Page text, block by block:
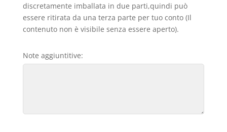
discretamente imballata in due parti,quindi può
essere ritirata da una terza parte per tuo conto (Il
contenuto non è visibile senza essere aperto).
Note aggiuntitive: